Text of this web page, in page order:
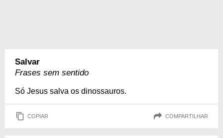
Salvar
Frases sem sentido
Só Jesus salva os dinossauros.
COPIAR COMPARTILHAR